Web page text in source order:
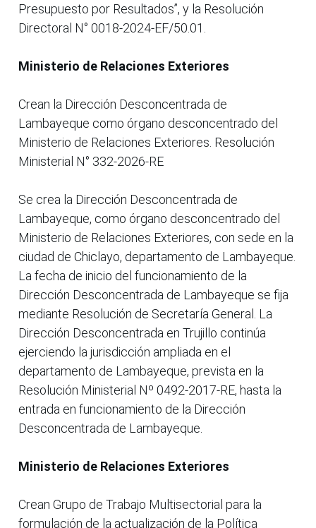
Presupuesto por Resultados”, y la Resolución
Directoral N° 0018-2024-EF/50.01.
Ministerio de Relaciones Exteriores
Crean la Dirección Desconcentrada de
Lambayeque como órgano desconcentrado del
Ministerio de Relaciones Exteriores. Resolución
Ministerial N° 332-2026-RE
Se crea la Dirección Desconcentrada de
Lambayeque, como órgano desconcentrado del
Ministerio de Relaciones Exteriores, con sede en la
ciudad de Chiclayo, departamento de Lambayeque.
La fecha de inicio del funcionamiento de la
Dirección Desconcentrada de Lambayeque se fija
mediante Resolución de Secretaría General. La
Dirección Desconcentrada en Trujillo continúa
ejerciendo la jurisdicción ampliada en el
departamento de Lambayeque, prevista en la
Resolución Ministerial Nº 0492-2017-RE, hasta la
entrada en funcionamiento de la Dirección
Desconcentrada de Lambayeque.
Ministerio de Relaciones Exteriores
Crean Grupo de Trabajo Multisectorial para la
formulación de la actualización de la Política